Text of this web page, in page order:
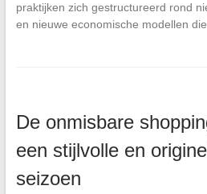
praktijken zich gestructureerd rond
en nieuwe economische modellen
De onmisbare
een stijlvolle en
seizoen